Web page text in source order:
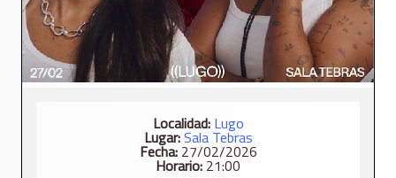
Localidad: Lugo
Lugar:Sala Tebras
Fecha:27/02/2026
Horario: 21:00